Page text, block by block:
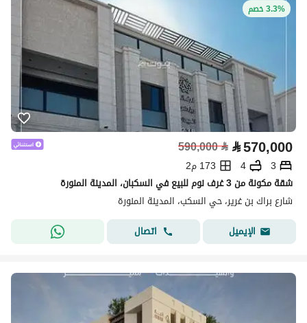
3.3% خصم
⃁570,000
⃁
590,000
3
4
173 م2
شقة مكونة من 3 غرف نوم للبيع في السكبان، المدينة المنورة
شارع براك بن غرير، حي السكب، المدينة المنورة
الإيميل
اتصال